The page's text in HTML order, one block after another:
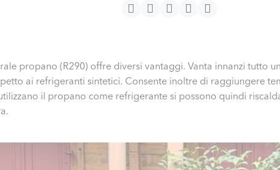
propano (R290) offre diversi vantaggi. Vanta innanzi tutto
ai refrigeranti sintetici. Consente inoltre di raggiungere
il propano come refrigerante si possono quindi